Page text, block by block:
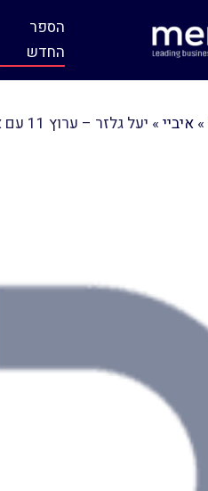
הספר
החדש
» איביי » יעל גלזר – ערוץ 11 עם אורי לוי-מקור